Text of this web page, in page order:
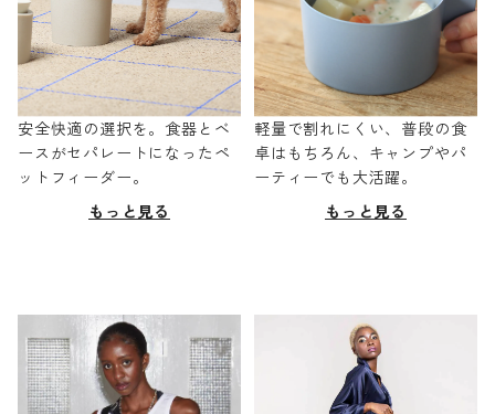
安全快適の選択を。食器とベ
ースがセパレートになったペ
ットフィーダー。
もっと見る
軽量で割れにくい、普段の食
卓はもちろん、キャンプやパ
ーティーでも大活躍。
もっと見る